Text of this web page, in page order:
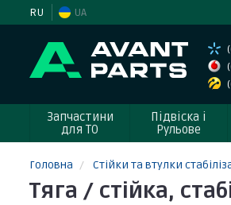
RU UA
Запчастини
для ТО
Підвіска і
Рульове
Головна Стійки та втулки
Тяга / стійка,